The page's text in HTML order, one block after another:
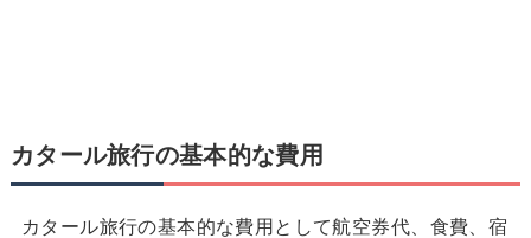
カタール旅行の基本的な費用
カタール旅行の基本的な費用として航空券代、食費、宿